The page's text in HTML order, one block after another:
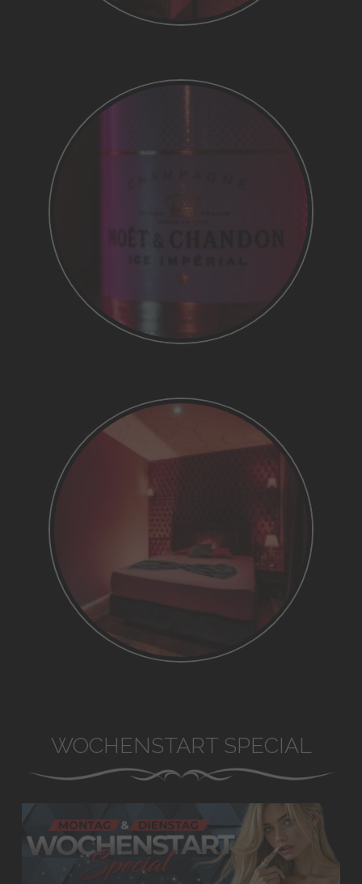
WOCHENSTART SPECIAL